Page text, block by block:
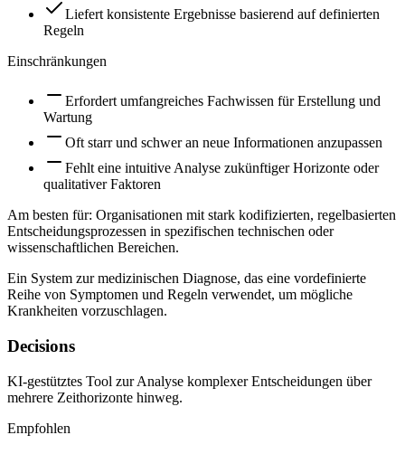
Liefert konsistente Ergebnisse basierend auf definierten
Regeln
Einschränkungen
Erfordert umfangreiches Fachwissen für Erstellung und
Wartung
Oft starr und schwer an neue Informationen anzupassen
Fehlt eine intuitive Analyse zukünftiger Horizonte oder
qualitativer Faktoren
Am besten für: Organisationen mit stark kodifizierten, regelbasierten
Entscheidungsprozessen in spezifischen technischen oder
wissenschaftlichen Bereichen.
Ein System zur medizinischen Diagnose, das eine vordefinierte
Reihe von Symptomen und Regeln verwendet, um mögliche
Krankheiten vorzuschlagen.
Decisions
KI-gestütztes Tool zur Analyse komplexer Entscheidungen über
mehrere Zeithorizonte hinweg.
Empfohlen